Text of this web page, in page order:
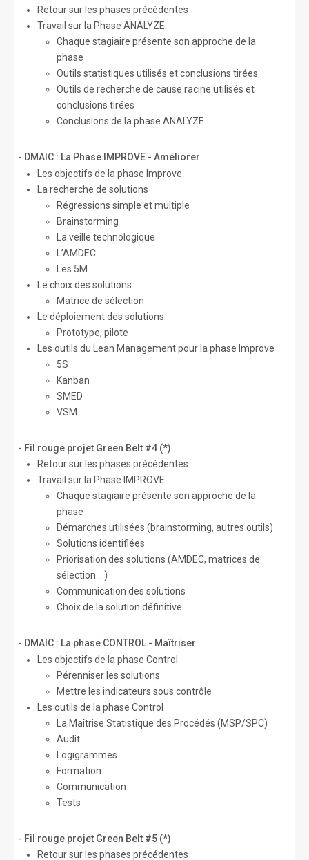
Retour sur les phases précédentes
Travail sur la Phase ANALYZE
Chaque stagiaire présente son approche de la
phase
Outils statistiques utilisés et conclusions tirées
Outils de recherche de cause racine utilisés et
conclusions tirées
Conclusions de la phase ANALYZE
- DMAIC : La Phase IMPROVE - Améliorer
Les objectifs de la phase Improve
La recherche de solutions
Régressions simple et multiple
Brainstorming
La veille technologique
L’AMDEC
Les 5M
Le choix des solutions
Matrice de sélection
Le déploiement des solutions
Prototype, pilote
Les outils du Lean Management pour la phase Improve
5S
Kanban
SMED
VSM
- Fil rouge projet Green Belt #4 (*)
Retour sur les phases précédentes
Travail sur la Phase IMPROVE
Chaque stagiaire présente son approche de la
phase
Démarches utilisées (brainstorming, autres outils)
Solutions identifiées
Priorisation des solutions (AMDEC, matrices de
sélection …)
Communication des solutions
Choix de la solution définitive
- DMAIC : La phase CONTROL - Maîtriser
Les objectifs de la phase Control
Pérenniser les solutions
Mettre les indicateurs sous contrôle
Les outils de la phase Control
La Maîtrise Statistique des Procédés (MSP/SPC)
Audit
Logigrammes
Formation
Communication
Tests
- Fil rouge projet Green Belt #5 (*)
Retour sur les phases précédentes